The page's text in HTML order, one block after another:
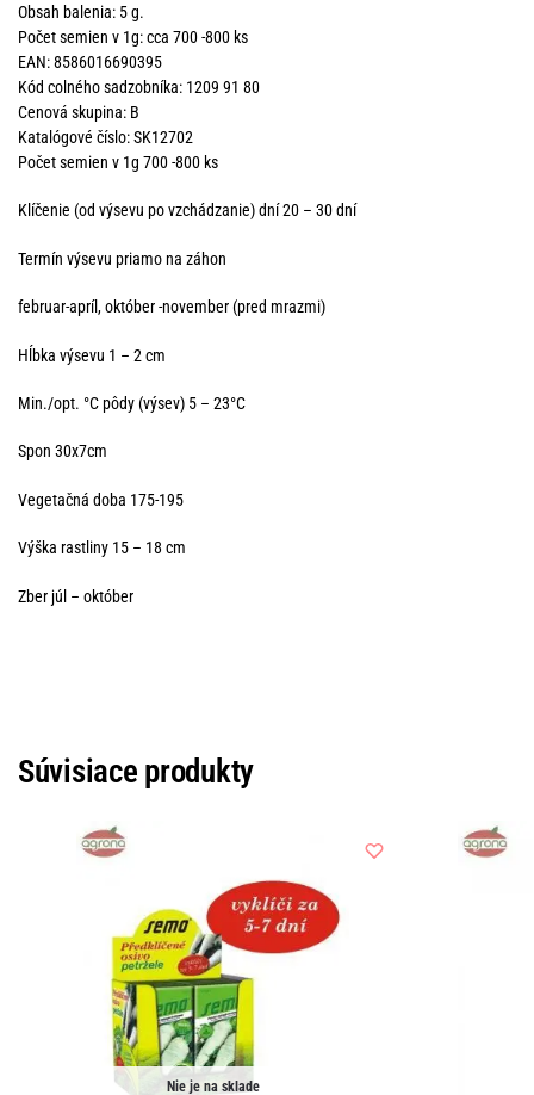
Obsah balenia: 5 g.
Počet semien v 1g: cca 700 -800 ks
EAN: 8586016690395
Kód colného sadzobníka: 1209 91 80
Cenová skupina: B
Katalógové číslo: SK12702
Počet semien v 1g 700 -800 ks
Klíčenie (od výsevu po vzchádzanie) dní 20 – 30 dní
Termín výsevu priamo na záhon
februar-apríl, október -november (pred mrazmi)
Hĺbka výsevu 1 – 2 cm
Min./opt. °C pôdy (výsev) 5 – 23°C
Spon 30x7cm
Vegetačná doba 175-195
Výška rastliny 15 – 18 cm
Zber júl – október
Súvisiace produkty
Nie je na sklade